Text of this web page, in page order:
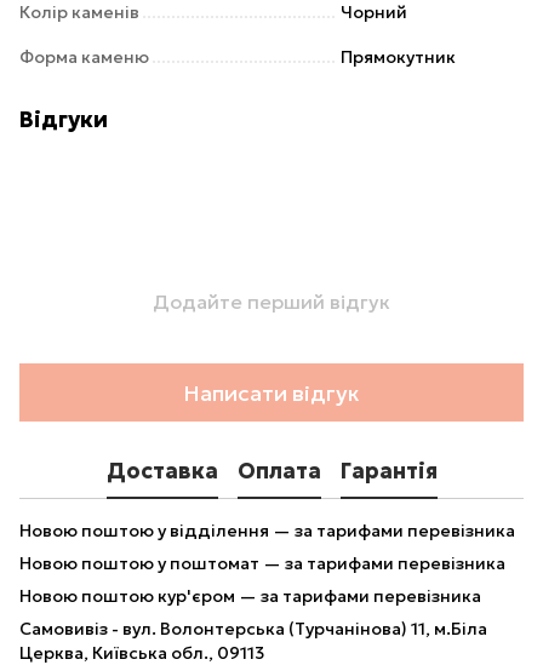
Колір каменів Чорний
Форма каменю Прямокутник
Відгуки
Додайте перший відгук
Написати відгук
Доставка Оплата Гарантія
Новою поштою у відділення — за тарифами перевізника
Новою поштою у поштомат — за тарифами перевізника
Новою поштою кур'єром — за тарифами перевізника
Самовивіз - вул. Волонтерська (Турчанінова) 11, м.Біла
Церква, Київська обл., 09113